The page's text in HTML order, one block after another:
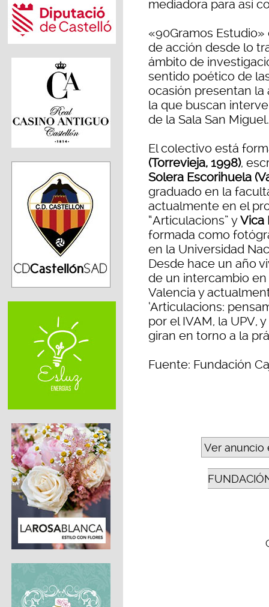
mediadora para así
«90Gramos
de acción desde lo
ámbito de
sentido poético de
ocasión presentan la
la que buscan
de la Sala San Miguel.
El colectivo está
(Torrevieja, 1998),
Solera Escorihuela
graduado en la
actualmente en el
“Articulacions” yVica
formada como
en la Universidad
Desde hace un año
de un intercambio
Valencia y
‘Articulacions:
por el IVAM, la UPV,
giran en torno a la
Fuente: Fundación
Ver anuncio